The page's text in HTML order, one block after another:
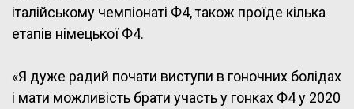
італійському чемпіонаті Ф4, також проїде кілька
етапів німецької Ф4.
«Я дуже радий почати виступи в гоночних болідах
і мати можливість брати участь у гонках Ф4 у 2020